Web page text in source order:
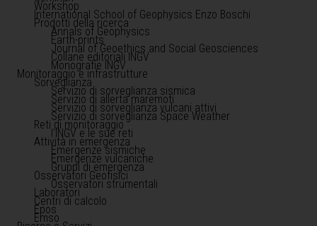
Workshop
International School of Geophysics Enzo Boschi
Prodotti della ricerca
Annals of Geophysics
Earth-prints
Journal of Geoethics and Social Geosciences
Collane editoriali INGV
Monografie INGV
Monitoraggio e infrastrutture
Sorveglianza
Servizio di sorveglianza sismica
Servizio di allerta maremoti
Servizio di sorveglianza vulcani attivi
Servizio di sorveglianza Space Weather
Reti di monitoraggio
l'INGV e le sue reti
Attività in emergenza
Emergenze sismiche
Emergenze vulcaniche
Gruppi di emergenza
Osservatori Geofisici
Osservatori strumentali
Laboratori
Centri di calcolo
Epos
Emso